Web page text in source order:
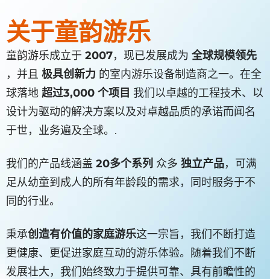
关于童韵游乐
童韵游乐成立于 2007，现已发展成为 全球规模领先
，并且 极具创新力 的室内游乐设备制造商之一。在全
球落地 超过3,000 个项目 我们以卓越的工程技术、以
设计为驱动的解决方案以及对卓越品质的承诺而闻名
于世，业务遍及全球。.
我们的产品线涵盖 20多个系列 众多 独立产品，可满
足从幼童到成人的所有年龄段的需求，同时服务于不
同的行业。
秉承创造有价值的家庭游乐这一宗旨，我们不断打造
更健康、更促进家庭互动的游乐体验。随着我们不断
发展壮大，我们始终致力于提供可靠、具有前瞻性的